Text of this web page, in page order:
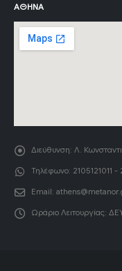
ΑΘΉΝΑ
Διεύθυνση: Λ.
Τηλέφωνο: 2105121011
Email:
Ωράριο Λειτουργίας: